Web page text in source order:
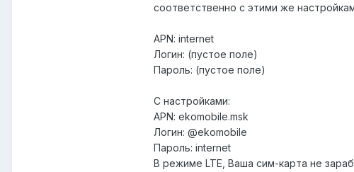
соответственно с этими же
APN: internet
Логин: (пустое поле)
Пароль: (пустое поле)
С настройками:
APN: ekomobile.msk
Логин: @ekomobile
Пароль: internet
В режиме LTE, Ваша сим-карта не